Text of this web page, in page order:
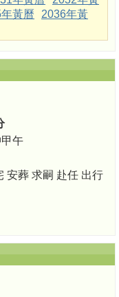
黃曆
2036年黃
午
安葬 求嗣 赴任 出行